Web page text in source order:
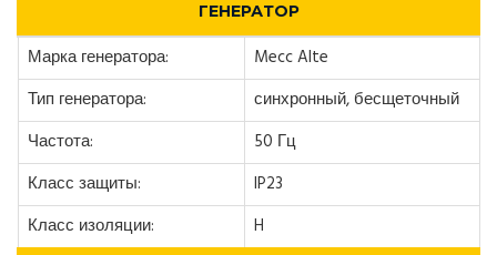
ГЕНЕРАТОР
Марка генератора:
Mecc Alte
Тип генератора:
синхронный, бесщеточный
Частота:
50 Гц
Класс защиты:
IP23
Класс изоляции:
H